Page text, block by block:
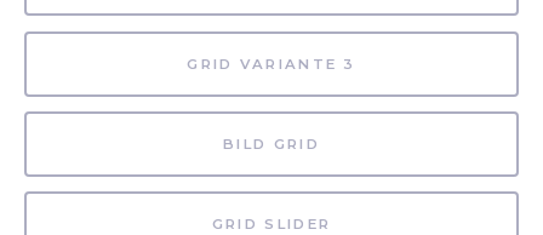
GRID VARIANTE 3
BILD GRID
GRID SLIDER